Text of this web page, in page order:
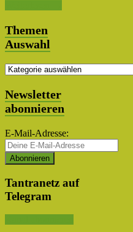
Themen
Auswahl
Themen
Newsletter
abonnieren
E-Mail-Adresse:
Tantranetz auf
Telegram